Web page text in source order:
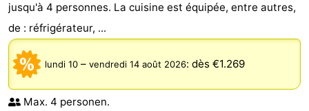
jusqu'à 4 personnes. La cuisine est équipée, entre autres,
de : réfrigérateur, ...
lundi 10 – vendredi 14 août 2026: dès €1.269
Max. 4 personen.